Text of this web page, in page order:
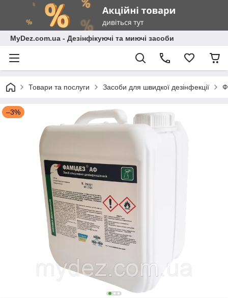
MyDez.com.ua - Дезінфікуючі та миючі засоби
Товари та послуги Засоби для швидкої дезінфекції
–3%